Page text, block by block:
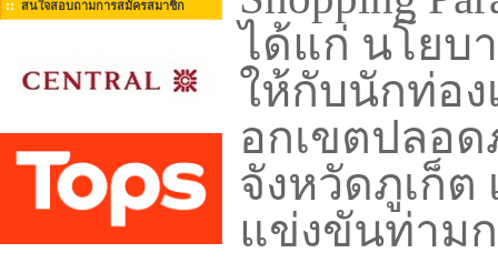
สนใจสอบถามการสมัครสมาชิก
ได้แก่ นโยบ
ให้กับนักท่อ
อกเขตปลอ
จังหวัดภูเก็ต
แข่งขันท่าม